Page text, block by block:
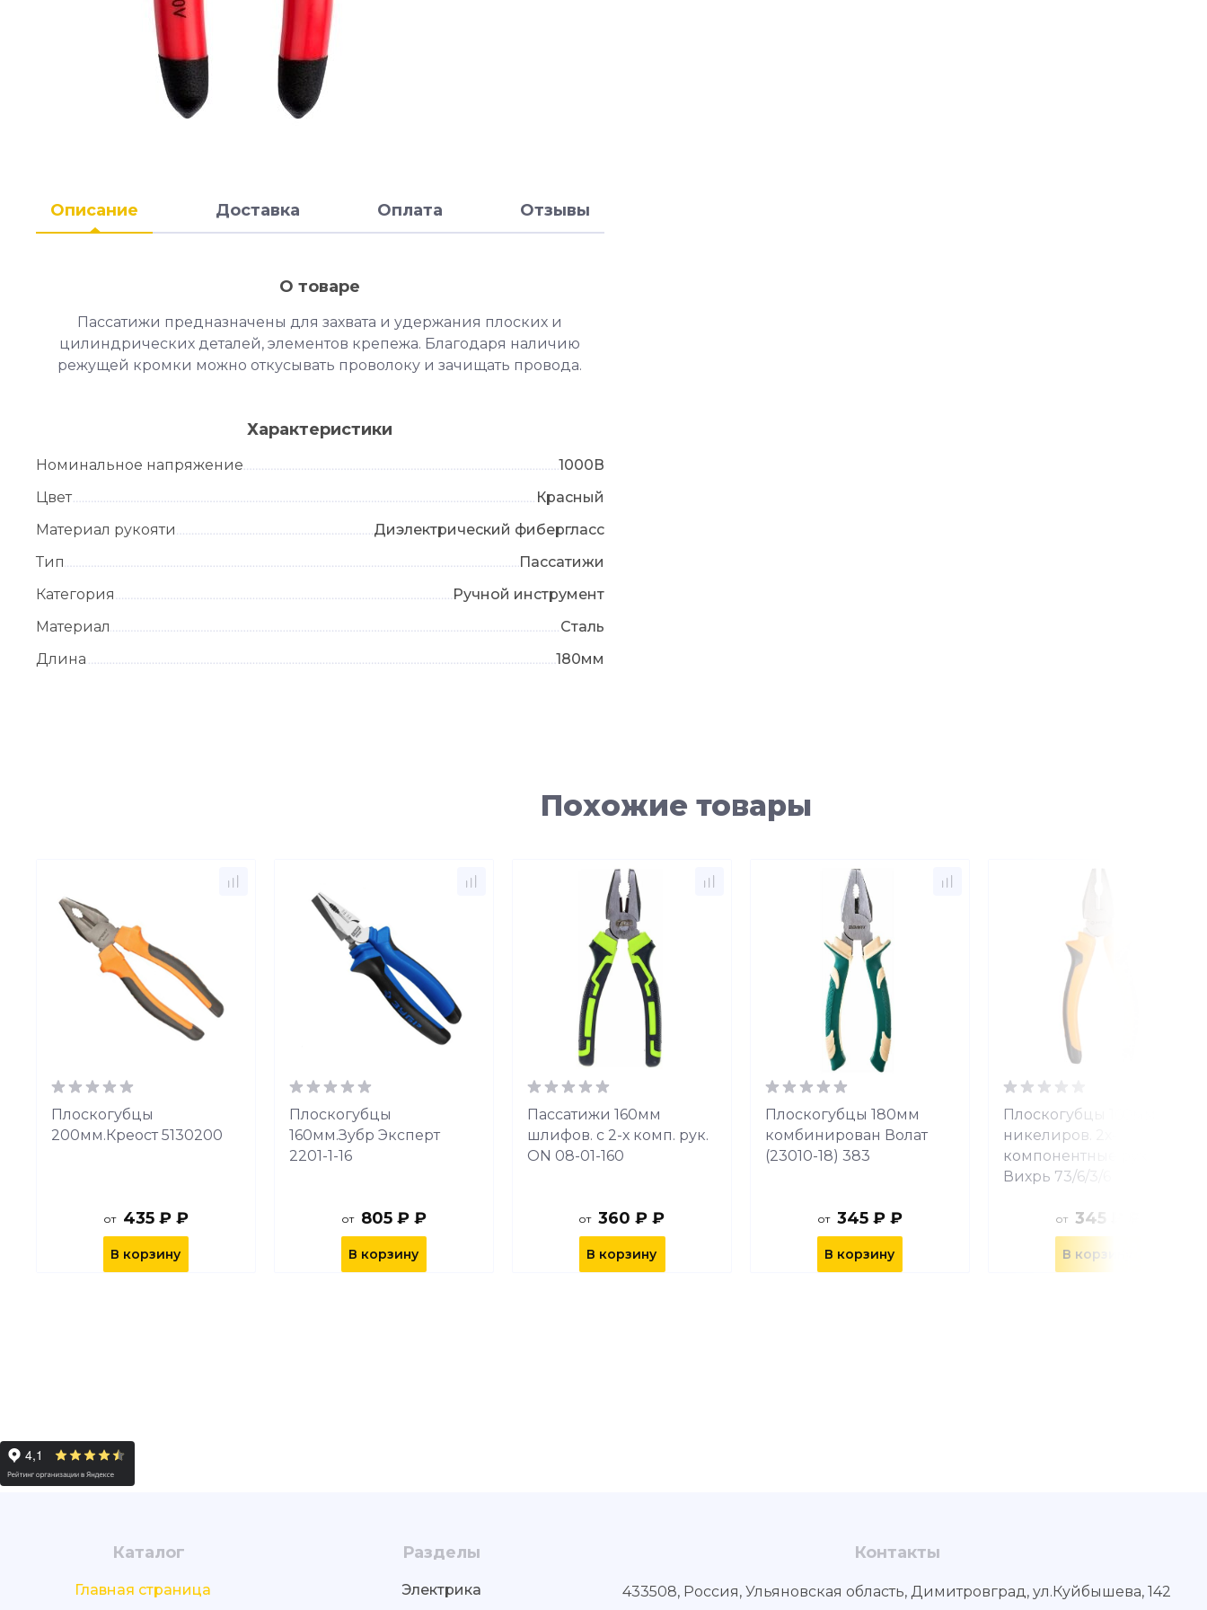
Описание Доставка Оплата Отзывы
О товаре
Пассатижи предназначены для захвата и удержания плоских и
цилиндрических деталей, элементов крепежа. Благодаря наличию
режущей кромки можно откусывать проволоку и зачищать провода.
Характеристики
Номинальное напряжение
1000В
Цвет
Красный
Материал рукояти
Диэлектрический фибергласс
Тип
Пассатижи
Категория
Ручной инструмент
Материал
Сталь
Длина
180мм
Похожие товары
Плоскогубцы
200мм.Креост 5130200
от 435 ₽ ₽
В корзину
Плоскогубцы
160мм.Зубр Эксперт
2201-1-16
от 805 ₽ ₽
В корзину
Пассатижи 160мм
шлифов. с 2-х комп. рук.
ON 08-01-160
от 360 ₽ ₽
В корзину
Плоскогубцы 180мм
комбинирован Волат
(23010-18) 383
от 345 ₽ ₽
В корзину
Плоскогубцы 160мм
никелиров. 2х-
компонентные рук.
Вихрь 73/6/3/6
от 345 ₽ ₽
В корзину
Каталог
Главная страница
Разделы
Электрика
Контакты
433508, Россия, Ульяновская область, Димитровград, ул.Куйбышева, 142